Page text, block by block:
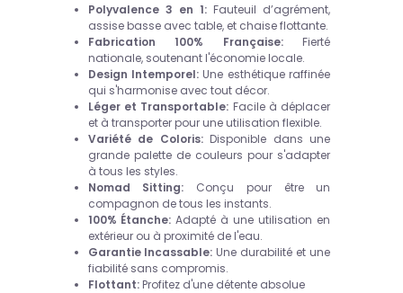
Polyvalence 3 en 1: Fauteuil d’agrément,
assise basse avec table, et chaise flottante.
Fabrication 100% Française:Fierté
nationale, soutenant l'économie locale.
Design Intemporel:Une esthétique raffinée
qui s'harmonise avec tout décor.
Léger et Transportable: Facile à déplacer
et à transporter pour une utilisation flexible.
Variété de Coloris:Disponible dans une
grande palette de couleurs pour s'adapter
à tous les styles.
Nomad Sitting: Conçu pour être un
compagnon de tous les instants.
100% Étanche: Adapté à une utilisation en
extérieur ou à proximité de l'eau.
Garantie Incassable: Une durabilité et une
fiabilité sans compromis.
Flottant:Profitez d'une détente absolue